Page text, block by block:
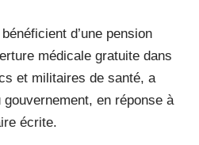
d’une pension
médicale gratuite dans
et militaires de santé, a
en réponse à
écrite.